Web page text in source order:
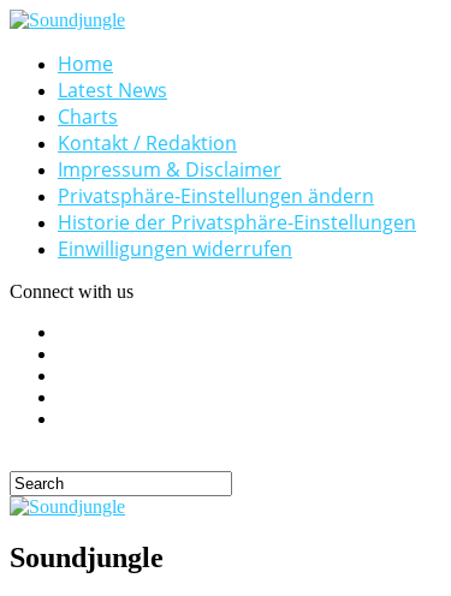
Home
Latest News
Charts
Kontakt / Redaktion
Impressum & Disclaimer
Privatsphäre-Einstellungen ändern
Historie der Privatsphäre-Einstellungen
Einwilligungen widerrufen
Connect with us
Soundjungle